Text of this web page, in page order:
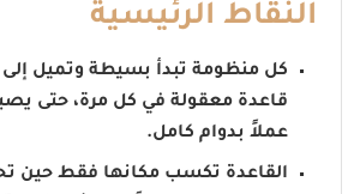
النقاط الرئيسية
كل منظومة تبدأ بسيطة وتميل إلى
قاعدة معقولة في كل مرة، حتى
عملاً بدوام كامل.
القاعدة تكسب مكانها فقط حين